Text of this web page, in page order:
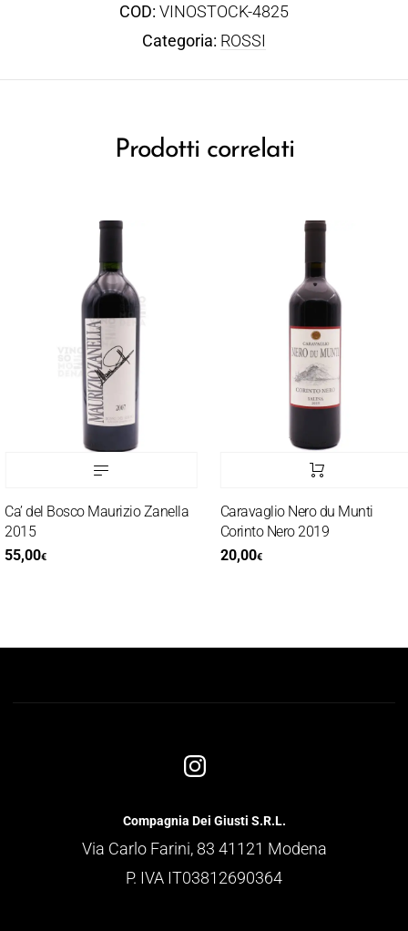
COD: VINOSTOCK-4825
Categoria: ROSSI
Prodotti correlati
del Bosco Maurizio Zanella
€
Caravaglio Nero du Munti
Corinto Nero 2019
20,00€
Compagnia Dei Giusti S.R.L.
Via Carlo Farini, 83 41121 Modena
P. IVA IT03812690364